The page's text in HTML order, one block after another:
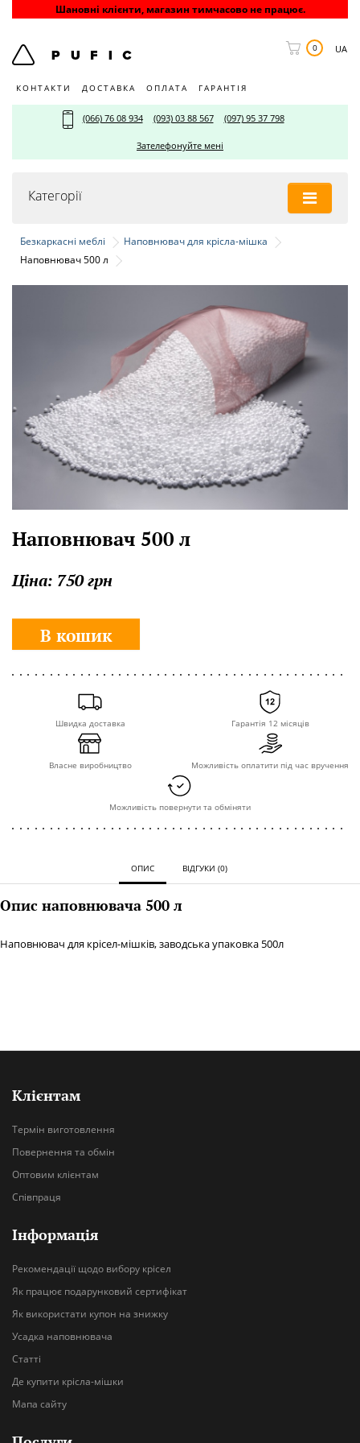
Шановні клієнти, магазин тимчасово не працює.
UA
0
КОНТАКТИ ДОСТАВКА ОПЛАТА ГАРАНТІЯ
(066) 76 08 934 (093) 03 88 567 (097) 95 37 798
Зателефонуйте мені
Категорії
Безкаркасні меблі
Наповнювач для крісла-мішка
Наповнювач 500 л
Наповнювач 500 л
Ціна: 750 грн
В кошик
Швидка доставка Гарантія 12 місяців
Власне виробництво Можливість оплатити під час вручення
Можливість повернути та обміняти
ОПИС ВІДГУКИ (0)
Опис наповнювача 500 л
Наповнювач для крісел-мішків, заводська упаковка 500л
Клієнтам
Термін виготовлення
Повернення та обмін
Оптовим клієнтам
Співпраця
Інформація
Рекомендації щодо вибору крісел
Як працює подарунковий сертифікат
Як використати купон на знижку
Усадка наповнювача
Статті
Де купити крісла-мішки
Мапа сайту